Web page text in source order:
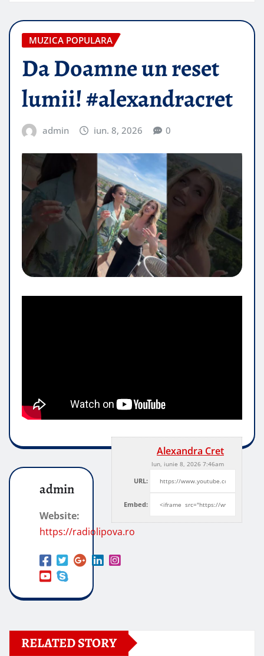
MUZICA POPULARA
Da Doamne un reset
lumii! #alexandracret
admin iun. 8, 2026 0
Alexandra Cret
lun, iunie 8, 2026 7:46am
URL:
Embed:
admin
Website:
https://radiolipova.ro
RELATED STORY